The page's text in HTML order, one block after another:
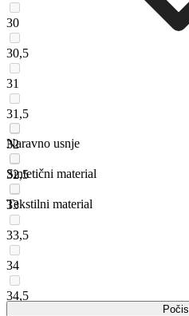
30
30,5
31
31,5
32
32,5
33
33,5
34
34,5
Naravno usnje
Sintetični material
Tekstilni material